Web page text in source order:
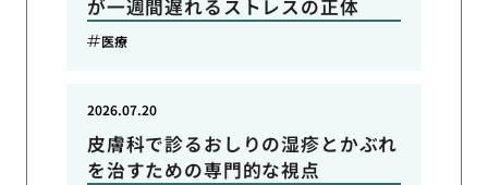
が一週間遅れるストレスの正体
医療
皮膚科で診るおしりの湿疹とかぶれ
を治すための専門的な視点
2026.07.20